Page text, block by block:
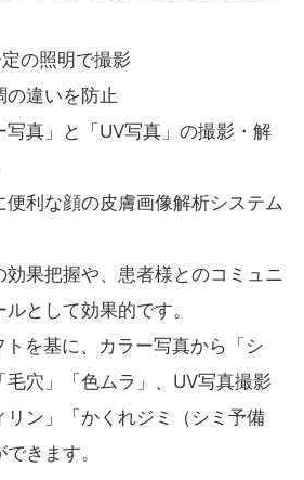
の照明で撮影
の違いを防止
写真」と「UV写真」の撮影・解
便利な顔の皮膚画像解析システム
効果把握や、患者様とのコミュニ
として効果的です。
トを基に、カラー写真から「シ
毛穴」「色ムラ」、UV写真撮影
リン」「かくれジミ（シミ予備
きます。